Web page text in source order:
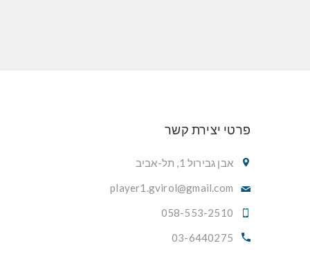
פרטי יצירת קשר
אבן גבירול 1, תל-אביב
player1.gvirol@gmail.com
058-553-2510
03-6440275